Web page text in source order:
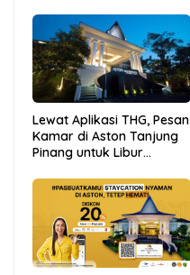
Lewat Aplikasi THG, Pesan
Kamar di Aston Tanjung
Pinang untuk Libur
dan Hemat